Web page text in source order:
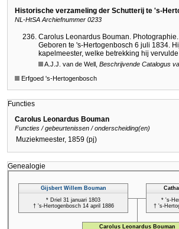
Historische verzameling der Schutterij te 's-
NL-HtSA Archiefnummer 0233
Carolus Leonardus Bouman. Photographie.
Geboren te 's-Hertogenbosch 6 juli 1834.
kapelmeester, welke betrekking hij
A.J.J. van de Well, Beschrijvende Catalogus
Erfgoed 's-Hertogenbosch
Functies
Carolus Leonardus Bouman
Functies / gebeurtenissen / onderscheiding(en)
Muziekmeester, 1859 (pj)
Genealogie